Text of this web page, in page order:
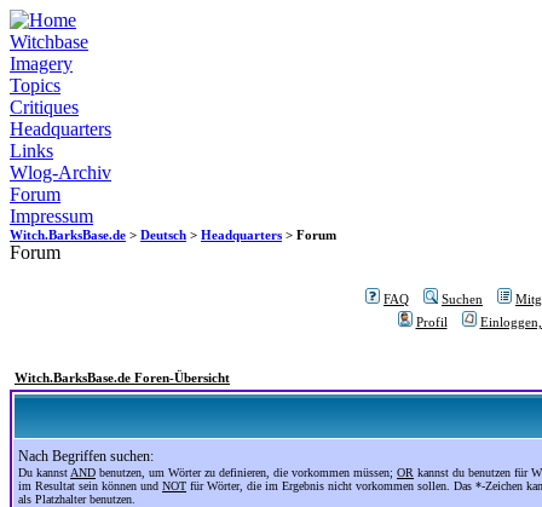
Witchbase
Imagery
Topics
Critiques
Headquarters
Links
Wlog-Archiv
Forum
Impressum
Witch.BarksBase.de > Deutsch > Headquarters > Forum
Forum
FAQ Suchen
Profil
Witch.BarksBase.de Foren-Übersicht
Nach Begriffen suchen:
Du kannst AND benutzen, um Wörter zu definieren, die vorkommen müssen; OR kannst du benutzen für
im Resultat sein können und NOT für Wörter, die im Ergebnis nicht vorkommen sollen. Das *-Zeichen
als Platzhalter benutzen.